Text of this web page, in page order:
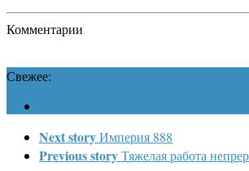
Комментарии
Свежее:
Next storyИмперия 888
Previous storyТяжелая работа